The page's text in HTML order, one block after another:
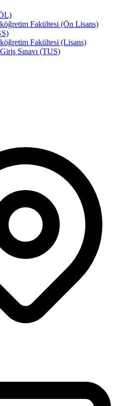
Fakültesi (Ön Lisans)
Fakültesi (Lisans)
Sınavı (TUS)